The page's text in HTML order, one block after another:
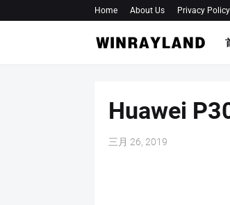
Home About Us Privacy Policy
Huawei
三月 26, 2019